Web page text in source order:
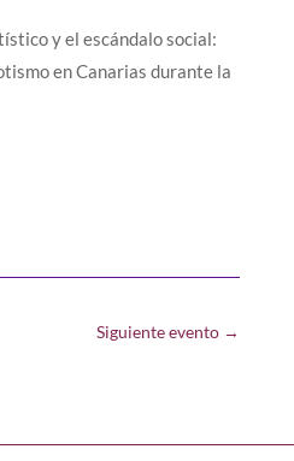
y el escándalo social:
en Canarias durante la
Siguiente evento →